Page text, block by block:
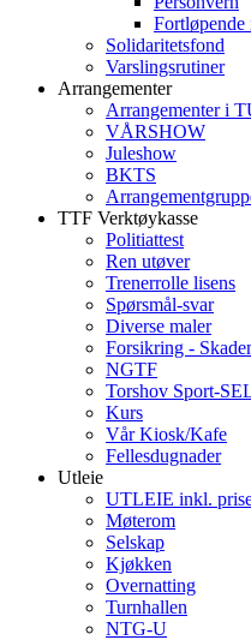
Fortløpende
Solidaritetsfond
Varslingsrutiner
Arrangementer
Arrangementer i
VÅRSHOW
Juleshow
BKTS
TTF Verktøykasse
Politiattest
Ren utøver
Trenerrolle lisens
Spørsmål-svar
Diverse maler
Forsikring -
NGTF
Torshov Sport-
Kurs
Vår Kiosk/Kafe
Fellesdugnader
Utleie
UTLEIE inkl.
Møterom
Selskap
Kjøkken
Overnatting
Turnhallen
NTG-U